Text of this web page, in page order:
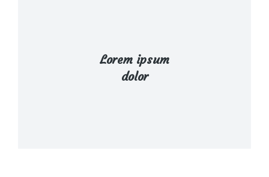
Lorem ipsum
dolor
Lacinia sapien - et hendrerit tincidunt, ante
urna interdum nunc, quis venenatis!